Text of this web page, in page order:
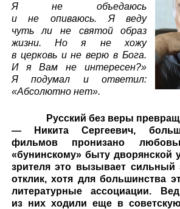
Я не объедаюсь
и не опиваюсь. Я веду
чуть ли не святой образ
жизни. Но я не хожу
в церковь и не верю в Бога.
И я Вам не интересен?»
Я подумал и ответил:
«Абсолютно нет».
Русский без веры
— Никита Сергеевич,
фильмов пронизано
«бунинскому» быту дворянской
зрителя это вызывает сильный
отклик, хотя для большинства
литературные ассоциации.
из них ходили еще в